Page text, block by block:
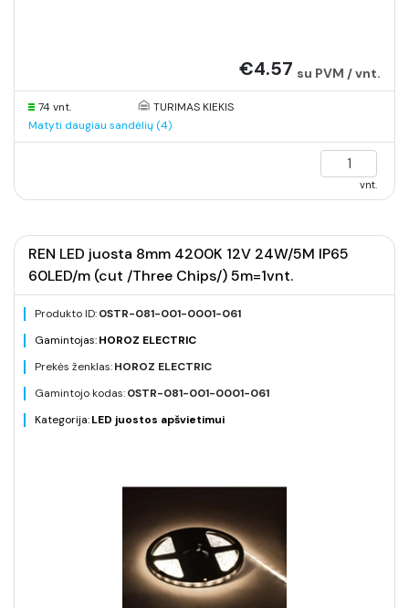
€4.57 su PVM / vnt.
74 vnt.
TURIMAS KIEKIS
Matyti daugiau sandėlių (4)
vnt.
REN LED juosta 8mm 4200K 12V 24W/5M IP65
60LED/m (cut /Three Chips/) 5m=1vnt.
Produkto ID:0STR-081-001-0001-061
Gamintojas:HOROZ ELECTRIC
Prekės ženklas:HOROZ ELECTRIC
Gamintojo kodas:0STR-081-001-0001-061
Kategorija:LED juostos apšvietimui